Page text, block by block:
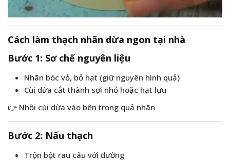
Cách làm thạch nhãn dừa ngon tại nhà
Bước 1: Sơ chế nguyên liệu
Nhãn bóc vỏ, bỏ hạt (giữ nguyên hình quả)
Cùi dừa cắt thành sợi nhỏ hoặc hạt lựu
👉 Nhồi cùi dừa vào bên trong quả nhãn
Bước 2: Nấu thạch
Trộn bột rau câu với đường